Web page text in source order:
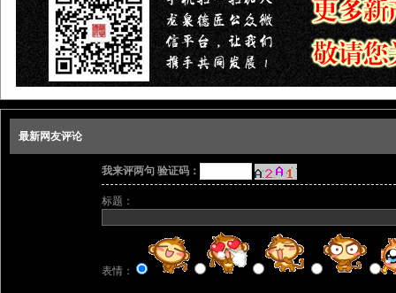
最新网友评论
我来评两句 验证码：
标题：
表情：